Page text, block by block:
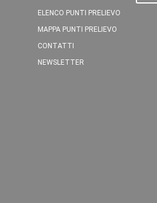
ELENCO PUNTI PRELIEVO
MAPPA PUNTI PRELIEVO
CONTATTI
NEWSLETTER